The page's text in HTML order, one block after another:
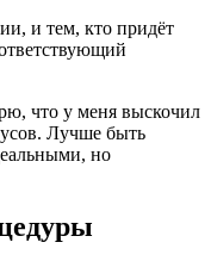
и тем, кто придёт
что у меня выскочил
Лучше быть
но